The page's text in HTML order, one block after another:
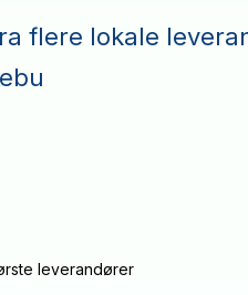
flere lokale
leverandører